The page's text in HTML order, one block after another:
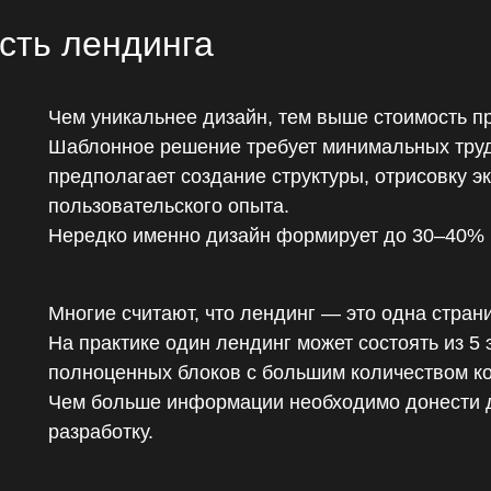
лендинга
Чем уникальнее дизайн, тем выше стоимость
Шаблонное решение требует минимальных
предполагает создание структуры, отрисовку
пользовательского опыта.
Нередко именно дизайн формирует до 30–40%
Многие считают, что лендинг — это одна
На практике один лендинг может состоять из
полноценных блоков с большим количеством
Чем больше информации необходимо донести
разработку.